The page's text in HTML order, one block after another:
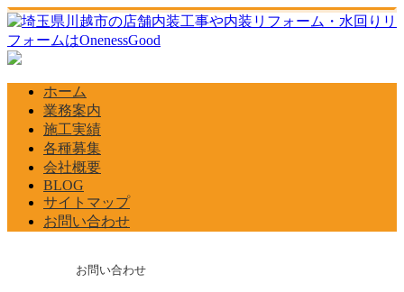
ホーム
業務案内
施工実績
各種募集
会社概要
BLOG
サイトマップ
お問い合わせ
お問い合わせ